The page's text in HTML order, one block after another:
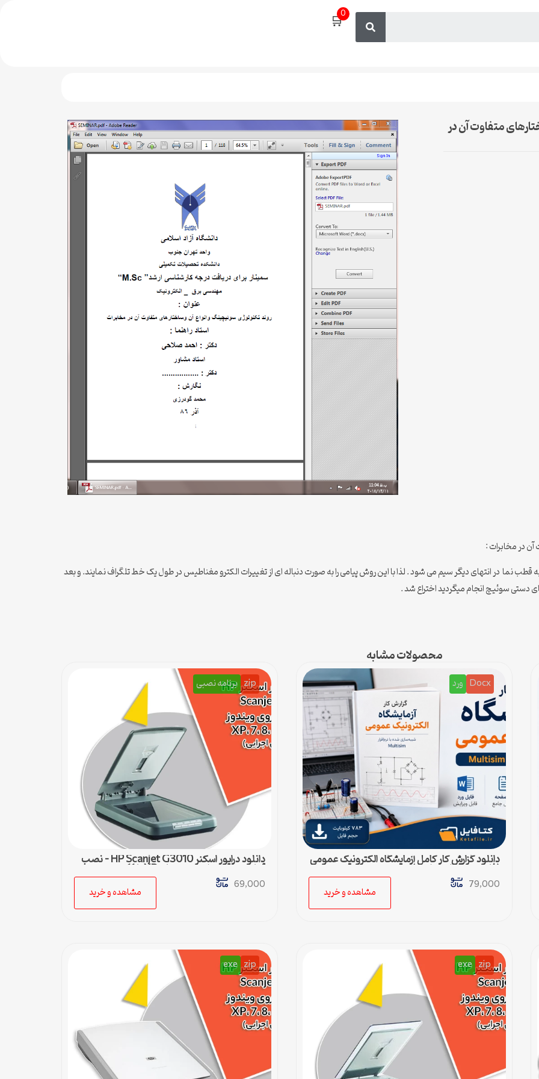
🛒0
متفاوت آن در
در مخابرات :
قطب نما در انتهای دیگر سیم می شود . لذا با این روش پیامی را به صورت دنباله ای از تغییرات الکترو مغناطیس در طول یک خط تلگراف نمایند. و بعد
دستی سوئیچ انجام میگردید اختراع شد .
محصولات مشابه
Docx ورد
دانلود گزارش کار کامل آزمایشگاه الکترونیک عمومی
(فایل ورد قابل ویرایش)
79,000
مشاهده و خرید
zip برنامه نصبی
دانلود درایور اسکنر HP Scanjet G3010 – نصب
آسان و سریع برای ویندوزهای XP تا 11
69,000
مشاهده و خرید
zip
exe
zip
exe